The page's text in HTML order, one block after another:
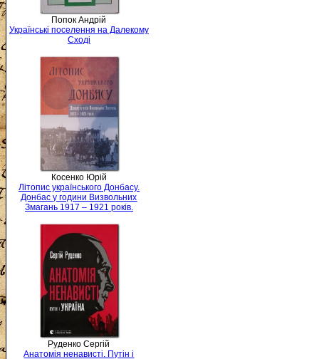
Попок Андрій
Українські поселення на Далекому
Сході
Косенко Юрій
Літопис українського Донбасу.
Донбас у години Визвольних
Змагань 1917 – 1921 років.
Руденко Сергій
Анатомія ненависті. Путін і